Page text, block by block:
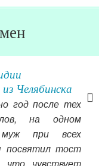
из Челябинска
год после тех
на одном
муж при всех
посвятил тост